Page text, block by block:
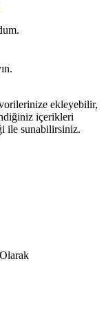
ekleyebilir,
içerikleri
ile sunabilirsiniz.